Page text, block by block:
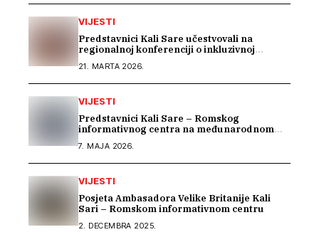
VIJESTI
Predstavnici Kali Sare učestvovali na
regionalnoj konferenciji o inkluzivnoj
21. MARTA 2026.
VIJESTI
Predstavnici Kali Sare – Romskog
informativnog centra na međunarodnom
7. MAJA 2026.
VIJESTI
Posjeta Ambasadora Velike Britanije Kali
Sari – Romskom informativnom centru
2. DECEMBRA 2025.